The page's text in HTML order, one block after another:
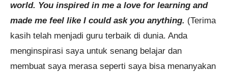
world. You inspired in me a love for learning and
made me feel like I could ask you anything. (Terima
kasih telah menjadi guru terbaik di dunia. Anda
menginspirasi saya untuk senang belajar dan
membuat saya merasa seperti saya bisa menanyakan